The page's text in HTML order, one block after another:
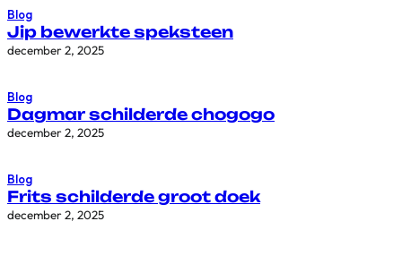
Blog
Jip bewerkte speksteen
december 2, 2025
Blog
Dagmar schilderde chogogo
december 2, 2025
Blog
Frits schilderde groot doek
december 2, 2025